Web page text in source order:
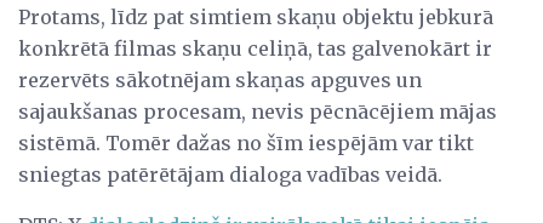
Protams, līdz pat simtiem skaņu objektu jebkurā
konkrētā filmas skaņu celiņā, tas galvenokārt ir
rezervēts sākotnējam skaņas apguves un
sajaukšanas procesam, nevis pēcnācējiem mājas
sistēmā. Tomēr dažas no šīm iespējām var tikt
sniegtas patērētājam dialoga vadības veidā.